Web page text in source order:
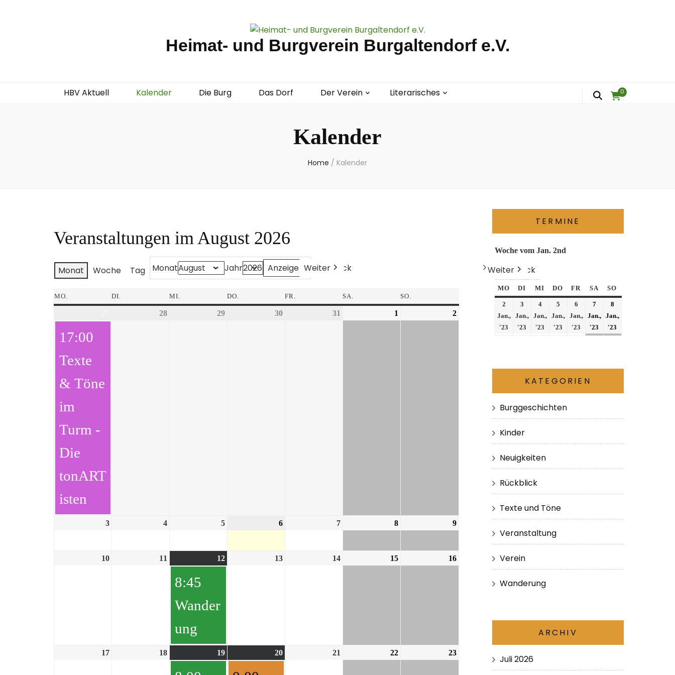
Heimat- und Burgverein Burgaltendorf e.V.
HBV Aktuell Kalender Die Burg Das Dorf Der Verein Literarisches 0
Kalender
Home / Kalender
Veranstaltungen im August 2026
Monat Woche Tag Monat Jahr Zurück
Heute
Weiter
MO. DI. MI. DO. FR. SA. SO.
17:00
Texte
& Töne
im
Turm -
Die
tonART
isten
28 29 30 31 1 2
3 4 5 6 7 8 9
10 11 12
8:45
Wander
ung
13 14 15 16
17 18 19 20 21 22 23
TERMINE
Woche vom Jan. 2nd
Zurück
Heute
Weiter
MO DI MI DO FR SA SO
2
Jan.,
'23
3
Jan.,
'23
4
Jan.,
'23
5
Jan.,
'23
6
Jan.,
'23
7
Jan.,
'23
8
Jan.,
'23
KATEGORIEN
Burggeschichten
Kinder
Neuigkeiten
Rückblick
Texte und Töne
Veranstaltung
Verein
Wanderung
ARCHIV
Juli 2026